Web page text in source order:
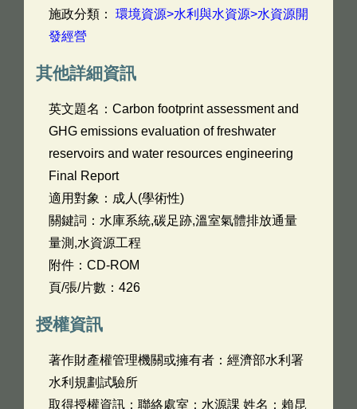
施政分類： 環境資源>水利與水資源>水資源開
發經營
其他詳細資訊
英文題名： Carbon footprint assessment and
GHG emissions evaluation of freshwater
reservoirs and water resources engineering
Final Report
適用對象：成人(學術性)
關鍵詞：水庫系統,碳足跡,溫室氣體排放通量
量測,水資源工程
附件：CD-ROM
頁/張/片數：426
授權資訊
著作財產權管理機關或擁有者：經濟部水利署
水利規劃試驗所
取得授權資訊：聯絡處室：水源課 姓名：賴昆